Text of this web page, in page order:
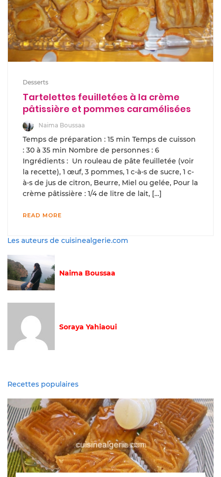
Desserts
Tartelettes feuilletées à la crème
pâtissière et pommes caramélisées
Naima Boussaa
Temps de préparation : 15 min Temps de cuisson
: 30 à 35 min Nombre de personnes : 6
Ingrédients : Un rouleau de pâte feuilletée (voir
la recette), 1 œuf, 3 pommes, 1 c-à-s de sucre, 1 c-
à-s de jus de citron, Beurre, Miel ou gelée, Pour la
crème pâtissière : 1/4 de litre de lait, […]
READ MORE
Les auteurs de cuisinealgerie.com
Naima Boussaa
Soraya Yahiaoui
Recettes populaires